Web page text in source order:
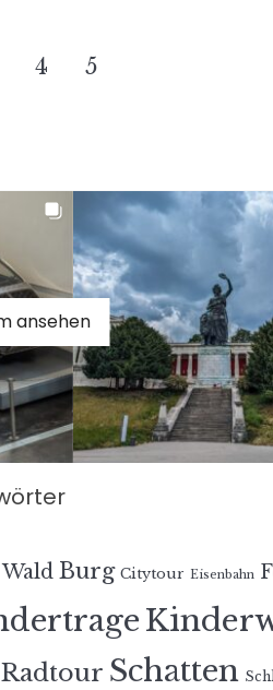
4 5
ansehen
Burg Citytour Eisenbahn
Radtour Schatten